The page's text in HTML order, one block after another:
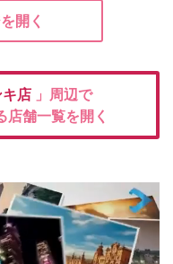
開く
店 」周辺で
店舗一覧を開く